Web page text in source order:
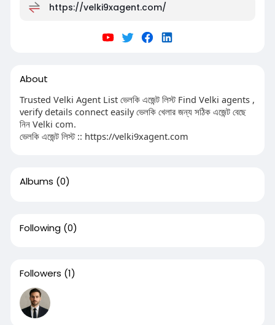
https://velki9xagent.com/
About
Trusted Velki Agent List ভেলকি এজেন্ট লিস্ট Find Velki agents ,
verify details connect easily ভেলকি খেলার জন্য সঠিক এজেন্ট বেছে
নিন Velki com.
ভেলকি এজেন্ট লিস্ট :: https://velki9xagent.com
Albums (0)
Following (0)
Followers (1)